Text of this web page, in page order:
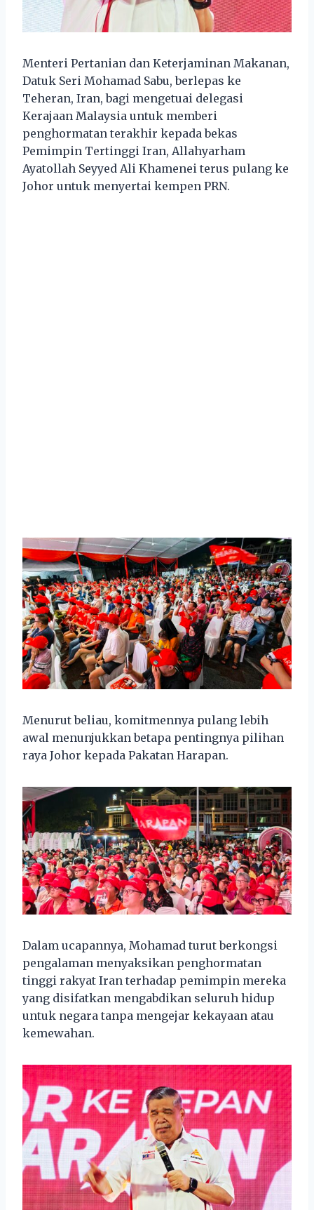
Menteri Pertanian dan Keterjaminan Makanan,
Datuk Seri Mohamad Sabu, berlepas ke
Teheran, Iran, bagi mengetuai delegasi
Kerajaan Malaysia untuk memberi
penghormatan terakhir kepada bekas
Pemimpin Tertinggi Iran, Allahyarham
Ayatollah Seyyed Ali Khamenei terus pulang ke
Johor untuk menyertai kempen PRN.
Menurut beliau, komitmennya pulang lebih
awal menunjukkan betapa pentingnya pilihan
raya Johor kepada Pakatan Harapan.
Dalam ucapannya, Mohamad turut berkongsi
pengalaman menyaksikan penghormatan
tinggi rakyat Iran terhadap pemimpin mereka
yang disifatkan mengabdikan seluruh hidup
untuk negara tanpa mengejar kekayaan atau
kemewahan.